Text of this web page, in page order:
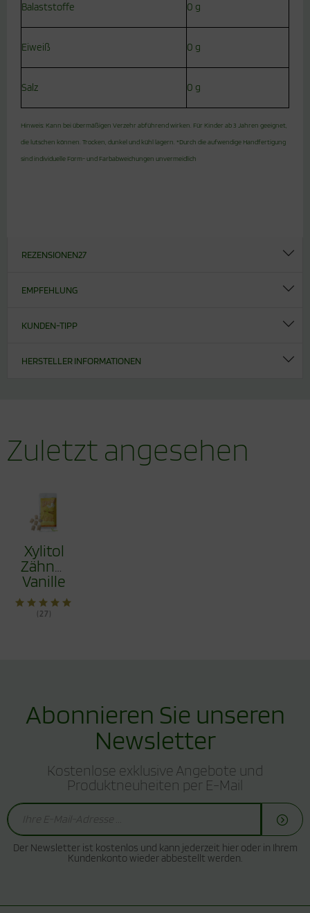
Balaststoffe 0 g
Eiweiß 0 g
Salz 0 g
Hinweis: Kann bei übermäßigen Verzehr abführend wirken. Für Kinder ab 3 Jahren geeignet,
die lutschen können. Trocken, dunkel und kühl lagern. *Durch die aufwendige Handfertigung
sind individuelle Form- und Farbabweichungen unvermeidlich
REZENSIONEN27
EMPFEHLUNG
KUNDEN-TIPP
HERSTELLER INFORMATIONEN
Zuletzt angesehen
Xylitol
Zähnchen®
Vanille
30g -
Zahnpflege
(27)
Abonnieren Sie unseren
Newsletter
Kostenlose exklusive Angebote und
Produktneuheiten per E-Mail
Der Newsletter ist kostenlos und kann jederzeit hier oder in Ihrem
Kundenkonto wieder abbestellt werden.